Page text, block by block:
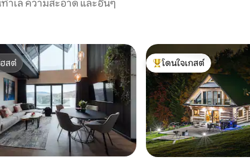
ำเล ความสะอาด และอื่นๆ
ฮสต์
สต์
โดนใจเกสต์ที่สุด
โดนใจเกสต์